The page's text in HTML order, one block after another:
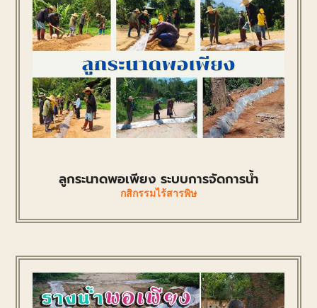
ลูกระนาดพอเพียง ระบบการจัดการน้ำ
กสิกรรมไร้สารพิษ